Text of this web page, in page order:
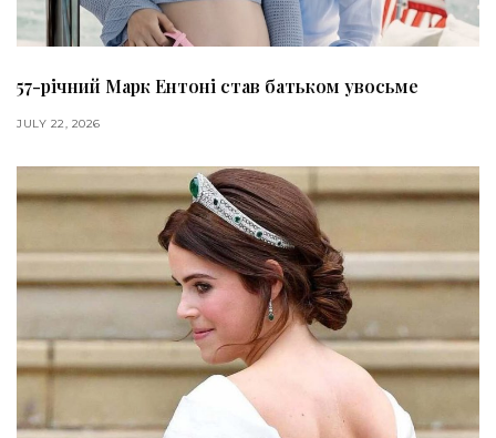
57-річний Марк Ентоні став батьком увосьме
JULY 22, 2026